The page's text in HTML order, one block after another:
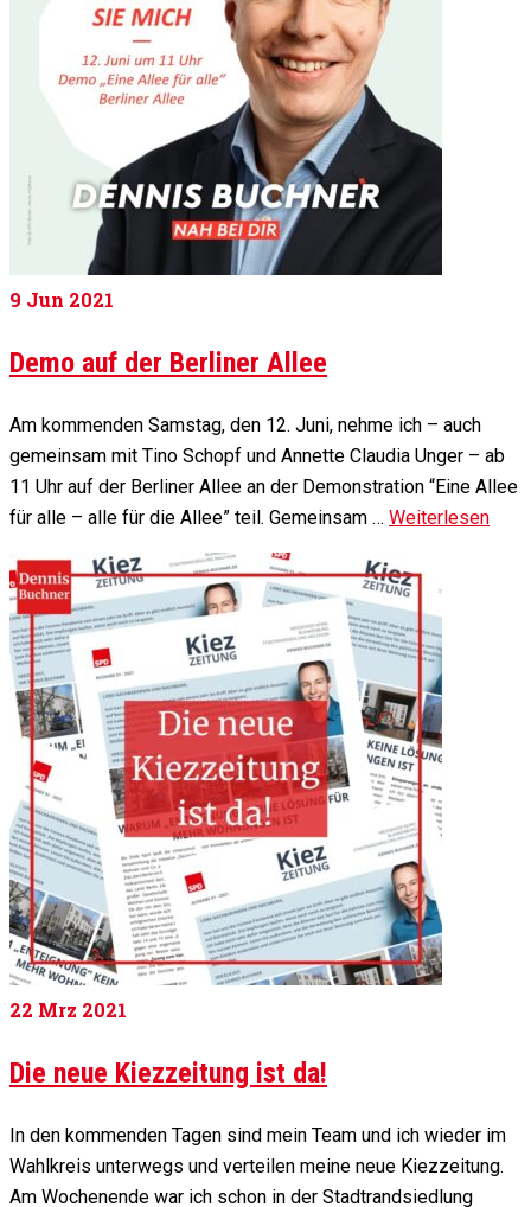
9 Jun 2021
Demo auf der Berliner Allee
Am kommenden Samstag, den 12. Juni, nehme ich – auch
gemeinsam mit Tino Schopf und Annette Claudia Unger – ab
11 Uhr auf der Berliner Allee an der Demonstration “Eine Allee
für alle – alle für die Allee” teil. Gemeinsam … Weiterlesen
22 Mrz 2021
Die neue Kiezzeitung ist da!
In den kommenden Tagen sind mein Team und ich wieder im
Wahlkreis unterwegs und verteilen meine neue Kiezzeitung.
Am Wochenende war ich schon in der Stadtrandsiedlung